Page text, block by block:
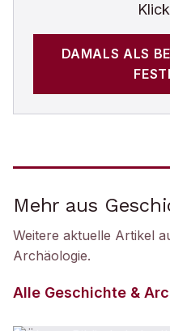
DAMALS ALS
Mehr aus
Weitere aktuelle Artikel
Archäologie.
Alle Geschichte &